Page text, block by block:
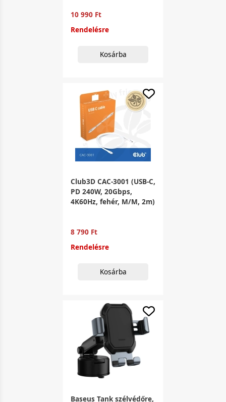
10 990 Ft
Rendelésre
Kosárba
Club3D CAC-3001 (USB-C,
PD 240W, 20Gbps,
4K60Hz, fehér, M/M, 2m)
8 790 Ft
Rendelésre
Kosárba
Baseus Tank szélvédőre,